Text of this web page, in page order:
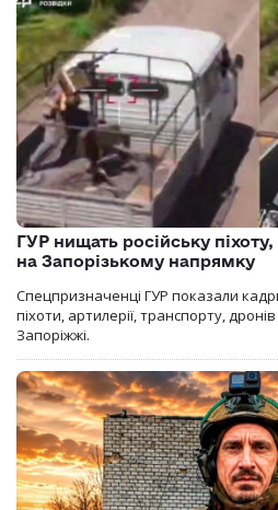
ГУР нищать російську піхоту,
на Запорізькому напрямку
Спецпризначенці ГУР показали
піхоти, артилерії, транспорту,
Запоріжжі.